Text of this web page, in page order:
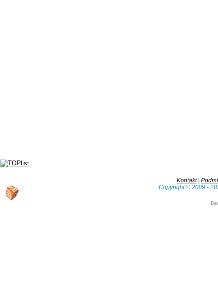
Kontakt|
Copyright © 2009 -